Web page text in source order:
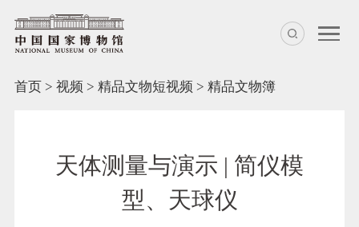
首页> 视频 > 精品文物短视频 > 精品文物簿
天体测量与演示 | 简仪模
型、天球仪